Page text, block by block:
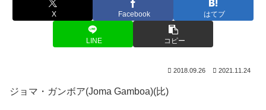
X Facebook はてブ
LINE コピー
2018.09.26 2021.11.24
ジョマ・ガンボア(Joma Gamboa)(比)